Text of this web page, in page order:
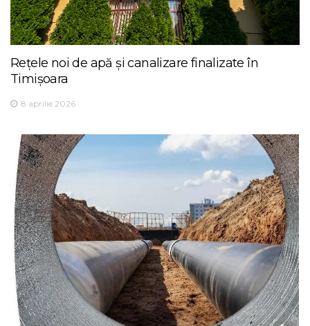
Rețele noi de apă și canalizare finalizate în
Timișoara
8 aprilie 2026